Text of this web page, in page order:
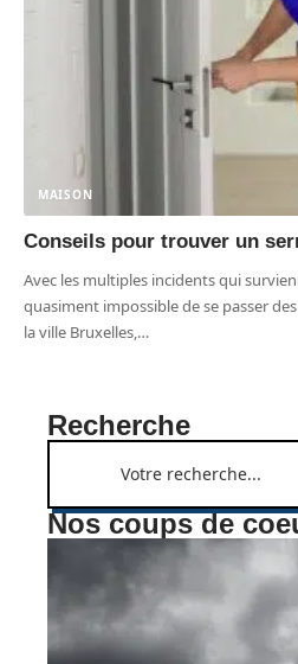
MAISON
Conseils pour trouver un
Avec les multiples incidents qui
quasiment impossible de se passer
la ville Bruxelles,…
Recherche
Nos coups de